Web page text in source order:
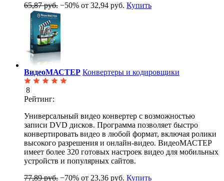
65,87 руб. −50% от 32,94 руб. Купить
ВидеоМАСТЕР Конвертеры и кодировщики
8
Рейтинг:
Универсальный видео конвертер с возможностью
записи DVD дисков. Программа позволяет быстро
конвертировать видео в любой формат, включая ролики
высокого разрешения и онлайн-видео. ВидеоМАСТЕР
имеет более 320 готовых настроек видео для мобильных
устройств и популярных сайтов.
77,89 руб. −70% от 23,36 руб. Купить